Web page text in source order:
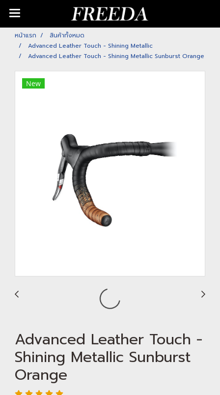
หน้าแรก
สินค้าทั้งหมด
Advanced Leather Touch - Shining Metallic
Advanced Leather Touch - Shining Metallic Sunburst Orange
New
Advanced Leather Touch -
Shining Metallic Sunburst
Orange